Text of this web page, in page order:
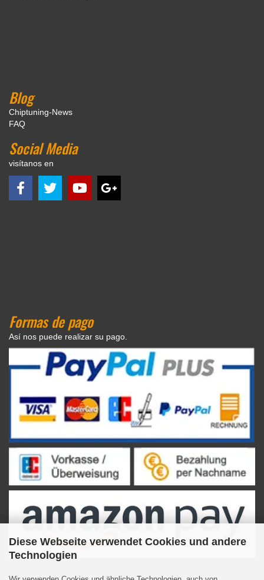
Diese Webseite verwendet Cookies und andere
Technologien
Blog
Chiptuning-News
FAQ
Social Media
visítanos en
Formas de pago
Así nos puede realizar su pago.